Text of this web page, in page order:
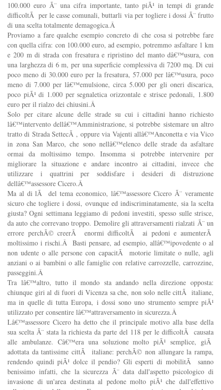
100.000 euro Ã¨ una cifra importante, tanto piÃ¹ in tempi di grande
difficoltÃ per le casse comunali, buttarli via per togliere i dossi Ã¨ frutto
di una scelta totalmente demagogica.Â
Proviamo a fare qualche esempio concreto di che cosa si potrebbe fare
con quella cifra: con 100.000 euro, ad esempio, potremmo asfaltare 1 km
e 200 m di strada con fresatura e ripristino del manto dâ€™usura, con
una larghezza di 6 m, per una superficie complessiva di 7200 mq. Di cui
poco meno di 30.000 euro per la fresatura, 57.000 per lâ€™usura, poco
meno di 7.000 per lâ€™emulsione, circa 5.000 per gli oneri discarica,
poco piÃ¹ di 1.000 per segnaletica orizzontale e strisce pedonali, 1.800
euro per il rialzo dei chiusini.Â
Solo per citare alcune delle strade su cui i cittadini hanno richiesto
lâ€™intervento dellâ€™Amministrazione, si potrebbe sistemare un altro
tratto di Strada SettecÃ , oppure via Vajenti allâ€™Anconetta e via Vico
in zona San Marco, che sono nellâ€™elenco delle strade da asfaltare
ormai da moltissimo tempo. Insomma si potrebbe intervenire per
migliorare la situazione e andare incontro ai cittadini, invece che
utilizzare i quattrini per soddisfare i desideri di distruzione
dellâ€™assessore Cicero.Â
Ma al di lÃ del tema economico, lâ€™assessore Cicero Ã¨ veramente
sicuro che togliere i dossi, ovunque ed indiscriminatamente, sia la scelta
giusta? Ogni settimana leggiamo di pedoni investiti, spesso sulle strisce,
da auto che correvano troppo. Demolire gli attraversamenti rialzati Ã¨ un
errore perchÃ© creerÃ enormi difficoltÃ ai pedoni e aumenterÃ
moltissimo i rischi.Â Basti pensare, ad esempio, allâ€™ipovedente o al
non udente o alle persone con capacitÃ motorie limitate o nulle, agli
anziani o ai bambini o alle famiglie con relative carrozzelle, carrozzine,
passeggini.Â
Tra lâ€™altro, tutto il mondo sta andando nella direzione opposta:
chiunque giri al di fuori di Vicenza sa che, non solo nelle cittÃ italiane,
ma in quelle di tutta Europa, i dossi sono uno strumento sempre piÃ¹
utilizzato per consentire lâ€™attraversamento in sicurezza.Â
Lâ€™assessore Cicero ha detto che il principale motivo alla base della
sua scelta Ã¨ stata la richiesta da parte del 118 per le difficoltÃ causata
alle ambulanze. Câ€™era una soluzione molto piÃ¹ semplice, giÃ
adottata da tantissime cittÃ italiane: perchÃ© non allungare la rampa,
rendendo quindi piÃ¹ dolce il pendio? Gli esperti di mobilitÃ sanno
benissimo infatti, che la sicurezza Ã¨ data dall'aspetto psicologico di
invasione di un'area destinata al pedone molto piÃ¹ che dall'effettivo